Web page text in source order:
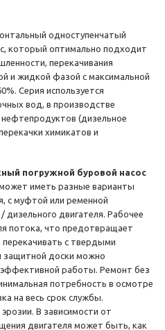
одноступенчатый
который оптимально подходит
перекачивания
и жидкой фазой с максимальной
Серия используется
вод, в производстве
нефтепродуктов (дизельное
химикатов и
погружной буровой насос
иметь разные варианты
с муфтой или ременной
дизельного двигателя. Рабочее
потока, что предотвращает
с твердыми
защитной доски можно
эффективной работы. Ремонт без
потребность в осмотре
на весь срок службы.
В зависимости от
двигателя может быть, как